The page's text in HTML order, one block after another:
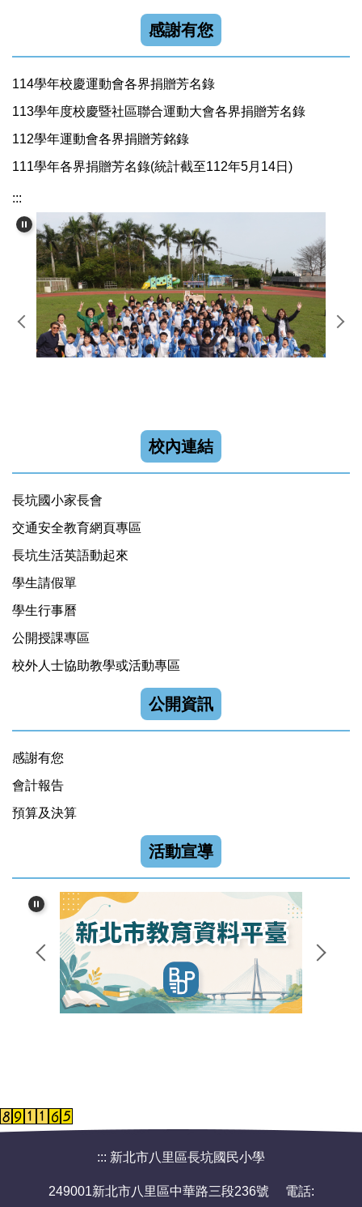
能源教育資訊網
感謝有您
114學年校慶運動會各界捐贈芳名錄
113學年度校慶暨社區聯合運動大會各界捐贈芳名錄
112學年運動會各界捐贈芳銘錄
111學年各界捐贈芳名錄(統計截至112年5月14日)
:::
校內連結
長坑國小家長會
交通安全教育網頁專區
長坑生活英語動起來
學生請假單
學生行事曆
公開授課專區
校外人士協助教學或活動專區
公開資訊
感謝有您
會計報告
預算及決算
活動宣導
::: 新北市八里區長坑國民小學
249001新北市八里區中華路三段236號 電話: